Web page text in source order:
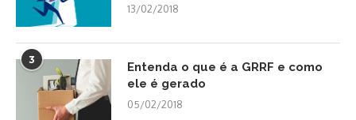
13/02/2018
3
Entenda o que é a GRRF e como
ele é gerado
05/02/2018